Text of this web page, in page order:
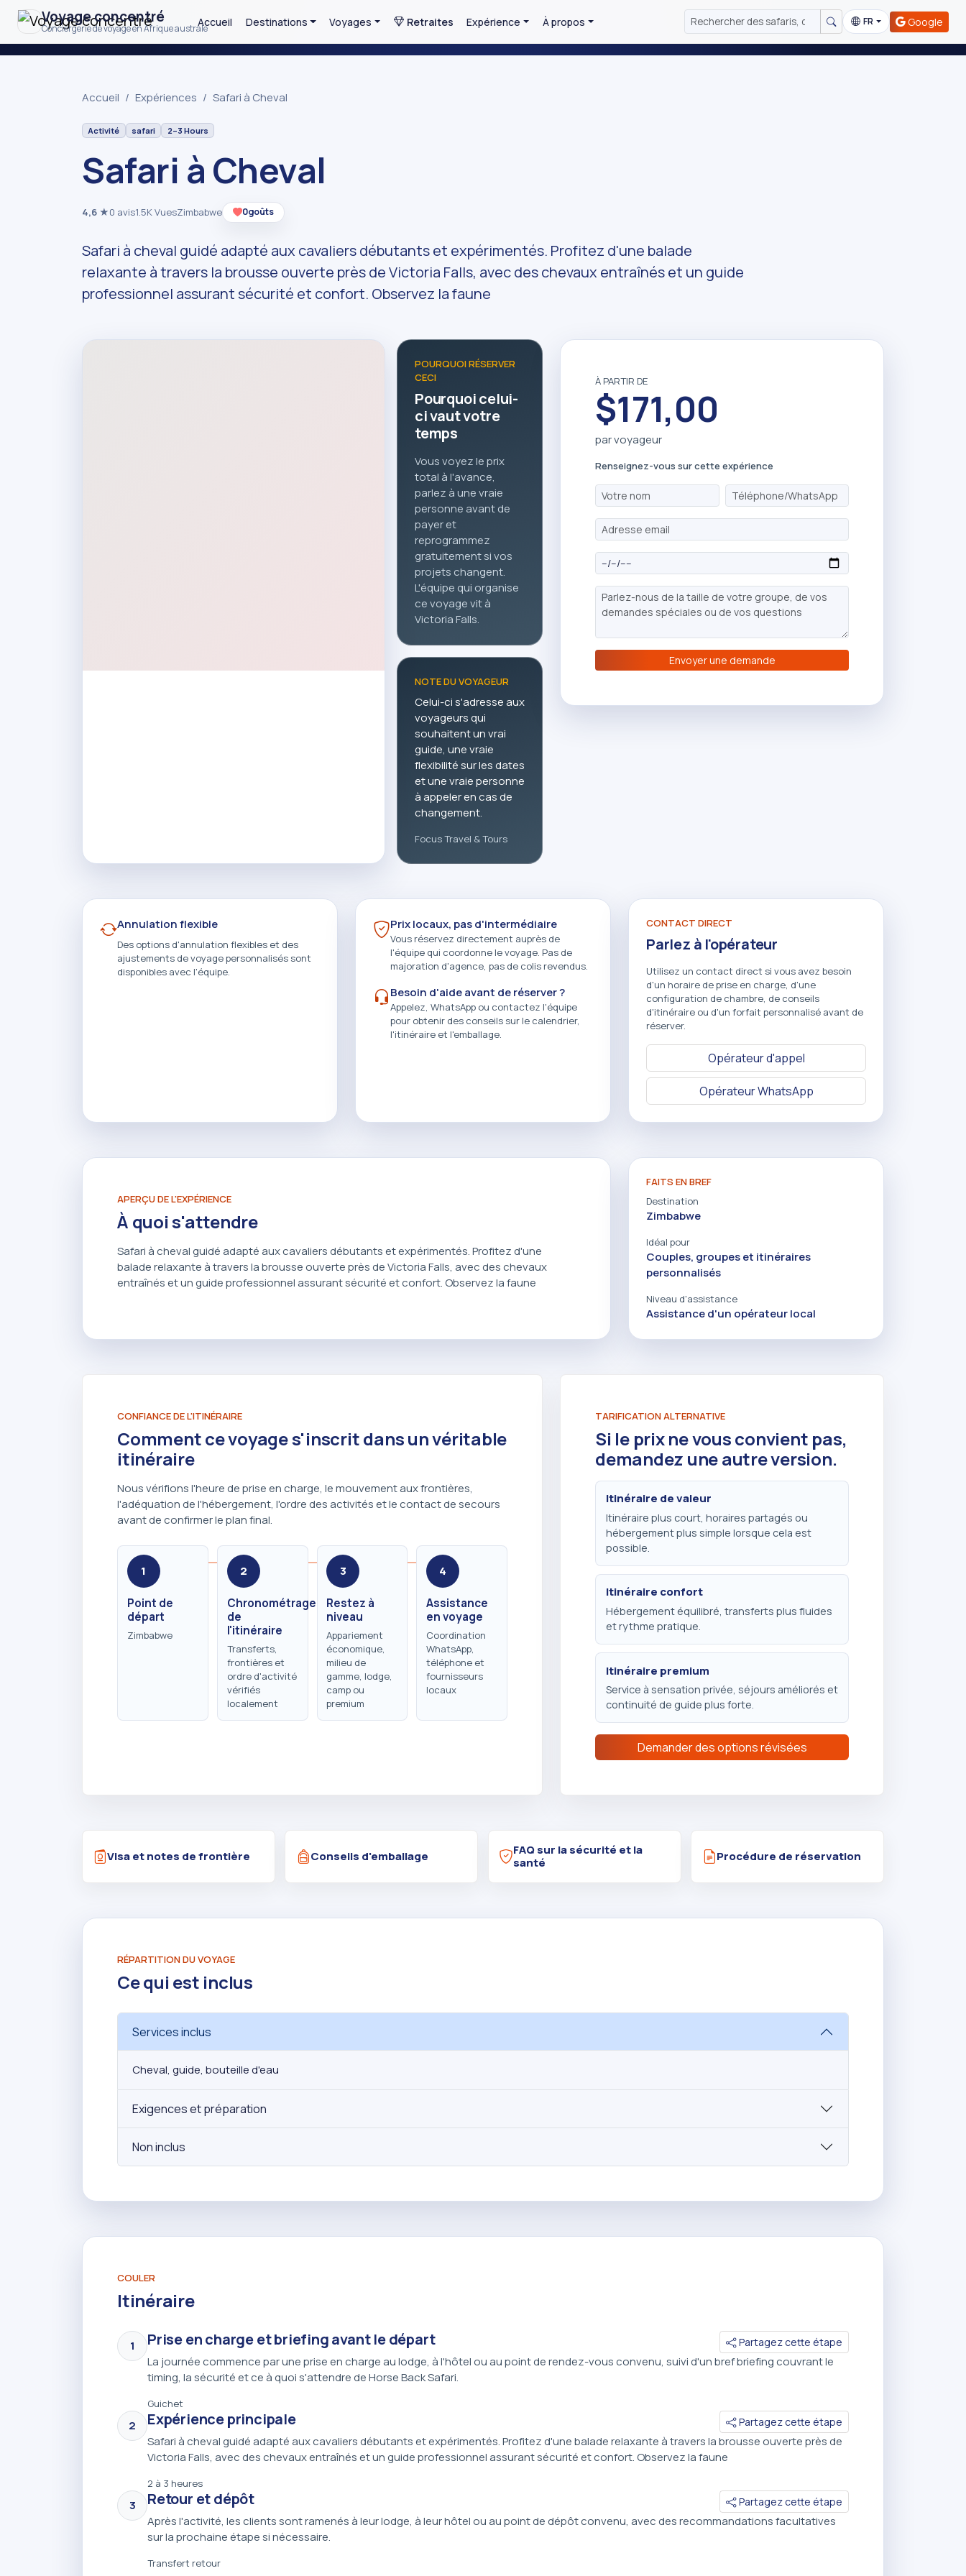
Voyage concentré
Conciergerie de voyage en Afrique australe
FR Google
Accueil Destinations Voyages Retraites Expérience À propos
Accueil Expériences Safari à Cheval
Activité safari 2–3 Hours
Safari à Cheval
4,6 ★0 avis1.5K VuesZimbabwe 0goûts
Safari à cheval guidé adapté aux cavaliers débutants et expérimentés. Profitez d'une balade
relaxante à travers la brousse ouverte près de Victoria Falls, avec des chevaux entraînés et un guide
professionnel assurant sécurité et confort. Observez la faune
POURQUOI RÉSERVER
CECI
Pourquoi celui-
ci vaut votre
temps
Vous voyez le prix
total à l'avance,
parlez à une vraie
personne avant de
payer et
reprogrammez
gratuitement si vos
projets changent.
L'équipe qui organise
ce voyage vit à
Victoria Falls.
NOTE DU VOYAGEUR
Celui-ci s'adresse aux
voyageurs qui
souhaitent un vrai
guide, une vraie
flexibilité sur les dates
et une vraie personne
à appeler en cas de
changement.
Focus Travel & Tours
À PARTIR DE
$171,00
par voyageur
Renseignez-vous sur cette expérience
Envoyer une demande
Annulation flexible
Des options d'annulation flexibles et des
ajustements de voyage personnalisés sont
disponibles avec l'équipe.
Prix ​​locaux, pas d'intermédiaire
Vous réservez directement auprès de
l'équipe qui coordonne le voyage. Pas de
majoration d'agence, pas de colis revendus.
Besoin d'aide avant de réserver ?
Appelez, WhatsApp ou contactez l'équipe
pour obtenir des conseils sur le calendrier,
l'itinéraire et l'emballage.
CONTACT DIRECT
Parlez à l'opérateur
Utilisez un contact direct si vous avez besoin
d'un horaire de prise en charge, d'une
configuration de chambre, de conseils
d'itinéraire ou d'un forfait personnalisé avant de
réserver.
Opérateur d'appel
Opérateur WhatsApp
APERÇU DE L'EXPÉRIENCE
À quoi s'attendre
Safari à cheval guidé adapté aux cavaliers débutants et expérimentés. Profitez d'une
balade relaxante à travers la brousse ouverte près de Victoria Falls, avec des chevaux
entraînés et un guide professionnel assurant sécurité et confort. Observez la faune
FAITS EN BREF
Destination
Zimbabwe
Idéal pour
Couples, groupes et itinéraires
personnalisés
Niveau d'assistance
Assistance d'un opérateur local
CONFIANCE DE L'ITINÉRAIRE
Comment ce voyage s'inscrit dans un véritable
itinéraire
Nous vérifions l'heure de prise en charge, le mouvement aux frontières,
l'adéquation de l'hébergement, l'ordre des activités et le contact de secours
avant de confirmer le plan final.
1
Point de
départ
Zimbabwe
2
Chronométrage
de
l'itinéraire
Transferts,
frontières et
ordre d'activité
vérifiés
localement
3
Restez à
niveau
Appariement
économique,
milieu de
gamme, lodge,
camp ou
premium
4
Assistance
en voyage
Coordination
WhatsApp,
téléphone et
fournisseurs
locaux
TARIFICATION ALTERNATIVE
Si le prix ne vous convient pas,
demandez une autre version.
Itinéraire de valeur
Itinéraire plus court, horaires partagés ou
hébergement plus simple lorsque cela est
possible.
Itinéraire confort
Hébergement équilibré, transferts plus fluides
et rythme pratique.
Itinéraire premium
Service à sensation privée, séjours améliorés et
continuité de guide plus forte.
Demander des options révisées
Visa et notes de frontière Conseils d'emballage
FAQ sur la sécurité et la
santé
Procédure de réservation
RÉPARTITION DU VOYAGE
Ce qui est inclus
Services inclus
Cheval, guide, bouteille d'eau
Exigences et préparation
Non inclus
COULER
Itinéraire
1 Prise en charge et briefing avant le départ Partagez cette étape
La journée commence par une prise en charge au lodge, à l'hôtel ou au point de rendez-vous convenu, suivi d'un bref briefing couvrant le
timing, la sécurité et ce à quoi s'attendre de Horse Back Safari.
Guichet
2 Expérience principale Partagez cette étape
Safari à cheval guidé adapté aux cavaliers débutants et expérimentés. Profitez d'une balade relaxante à travers la brousse ouverte près de
Victoria Falls, avec des chevaux entraînés et un guide professionnel assurant sécurité et confort. Observez la faune
2 à 3 heures
3 Retour et dépôt Partagez cette étape
Après l'activité, les clients sont ramenés à leur lodge, à leur hôtel ou au point de dépôt convenu, avec des recommandations facultatives
sur la prochaine étape si nécessaire.
Transfert retour